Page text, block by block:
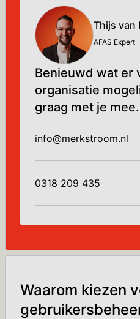
Benieuwd wat er
organisatie
graag met je mee.
Thijs van
AFAS Expert
info@merkstroom.nl
0318 209 435
Waarom kiezen